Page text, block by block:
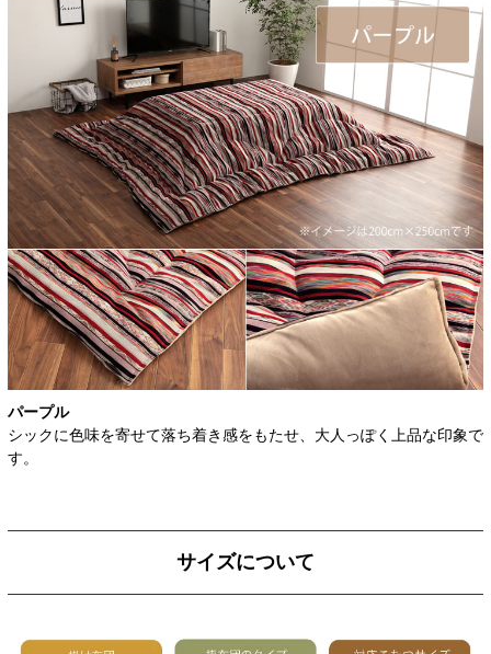
パープル
シックに色味を寄せて落ち着き感をもたせ、大人っぽく上品な印象で
す。
サイズについて